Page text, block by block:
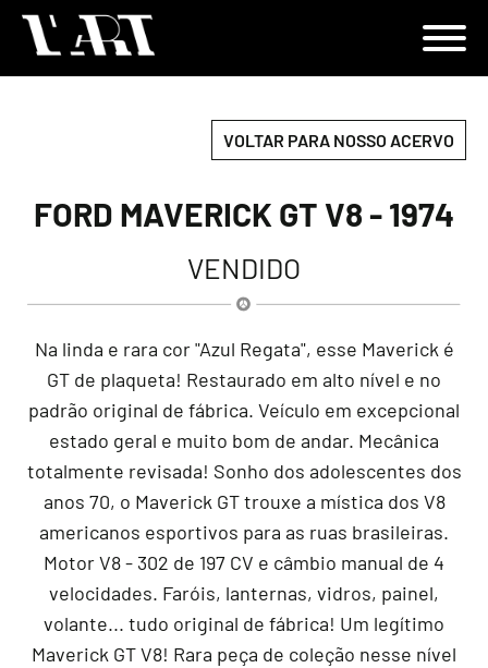
VOLTAR PARA NOSSO ACERVO
FORD MAVERICK GT V8 - 1974
VENDIDO
Na linda e rara cor "Azul Regata", esse Maverick é
GT de plaqueta! Restaurado em alto nível e no
padrão original de fábrica. Veículo em excepcional
estado geral e muito bom de andar. Mecânica
totalmente revisada! Sonho dos adolescentes dos
anos 70, o Maverick GT trouxe a mística dos V8
americanos esportivos para as ruas brasileiras.
Motor V8 - 302 de 197 CV e câmbio manual de 4
velocidades. Faróis, lanternas, vidros, painel,
volante... tudo original de fábrica! Um legítimo
Maverick GT V8! Rara peça de coleção nesse nível